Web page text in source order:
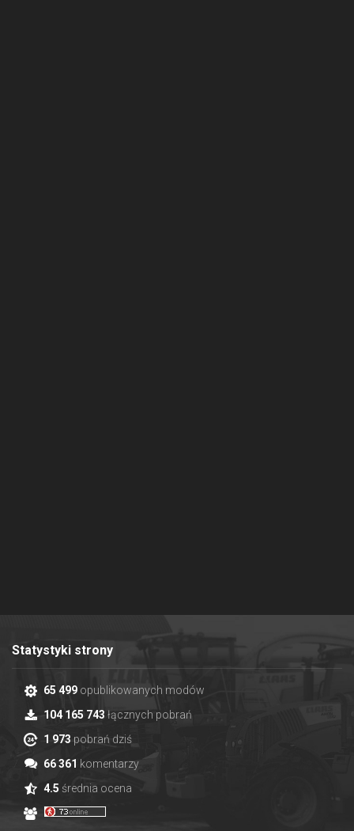
Statystyki strony
65 499 opublikowanych modów
104 165 743 łącznych pobrań
1 973 pobrań dziś
66 361 komentarzy
4.5 średnia ocena